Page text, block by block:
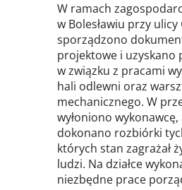
W ramach
w Bolesławiu przy ulicy
sporządzono
projektowe i uzyskano
w związku z pracami
hali odlewni oraz
mechanicznego. W
wyłoniono
dokonano rozbiórki
których stan zagrażał
ludzi. Na działce
niezbędne prace